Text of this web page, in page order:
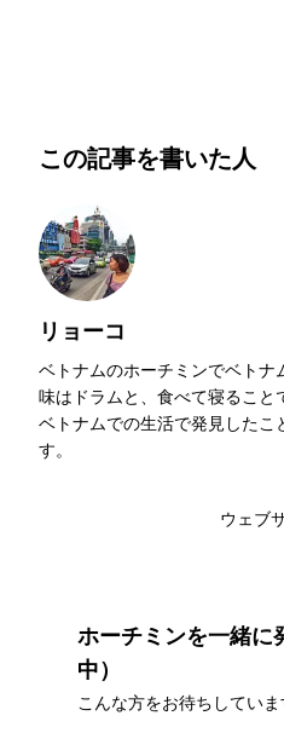
この記事を書いた人
リョーコ
ベトナムのホーチミンでベトナ
味はドラムと、食べて寝ること
ベトナムでの生活で発見したこ
す。
ウェブ
ホーチミンを一緒に
中）
こんな方をお待ちしていま